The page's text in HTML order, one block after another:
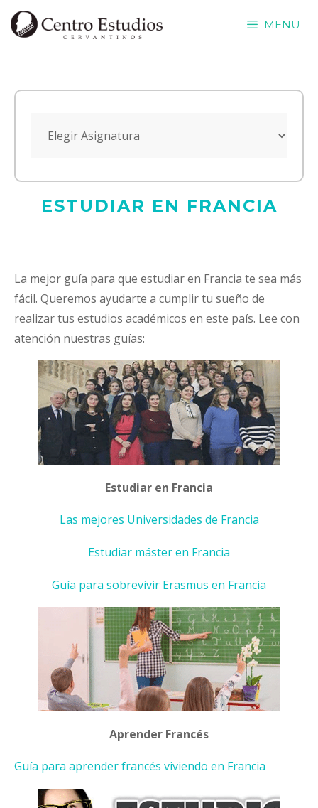
Saltar
MENU
ESTUDIAR EN FRANCIA
La mejor guía para que estudiar en Francia te sea más
fácil. Queremos ayudarte a cumplir tu sueño de
realizar tus estudios académicos en este país. Lee con
atención nuestras guías:
Estudiar en Francia
Las mejores Universidades de Francia
Estudiar máster en Francia
Guía para sobrevivir Erasmus en Francia
Aprender Francés
Guía para aprender francés viviendo en Francia